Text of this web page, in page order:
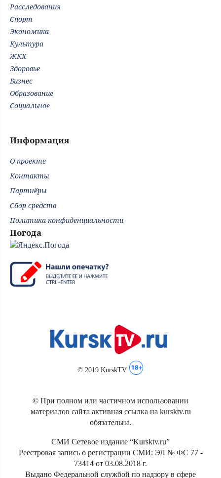
Расследования
Спорт
Экономика
Культура
ЖКХ
Здоровье
Бизнес
Образование
Социальное
Информация
О проекте
Контакты
Партнёры
Сбор средств
Политика конфиденциальности
Погода
© 2019 KurskTV
© При полном или частичном использовании
материалов сайта активная ссылка на kursktv.ru
обязательна.
СМИ Сетевое издание “Kursktv.ru”
Реестровая запись о регистрации СМИ: ЭЛ № ФС 77 -
73414 от 03.08.2018 г.
Выдано Федеральной службой по надзору в сфере